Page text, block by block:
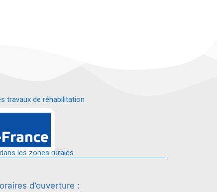
travaux de réhabilitation
les zones rurales
d’ouverture :